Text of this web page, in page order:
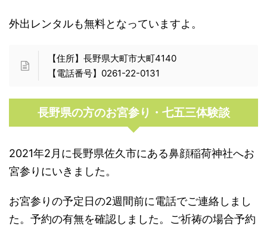
外出レンタルも無料となっていますよ。
【住所】長野県大町市大町4140
【電話番号】0261-22-0131
長野県の方のお宮参り・七五三体験談
2021年2月に長野県佐久市にある鼻顔稲荷神社へお
宮参りにいきました。
お宮参りの予定日の2週間前に電話でご連絡しまし
た。予約の有無を確認しました。ご祈祷の場合予約